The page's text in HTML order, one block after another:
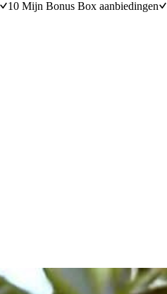
10 Mijn Bonus Box aanbiedingen